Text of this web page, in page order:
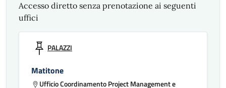
Accesso diretto senza prenotazione ai seguenti
uffici
PALAZZI
Matitone
Ufficio Coordinamento Project Management e